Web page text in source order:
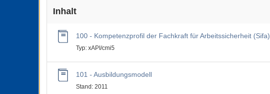
Inhalt
100 - Kompetenzprofil der Fachkraft für Arbeitssicherheit (Sifa)
Typ: xAPI/cmi5
101 - Ausbildungsmodell
Stand: 2011